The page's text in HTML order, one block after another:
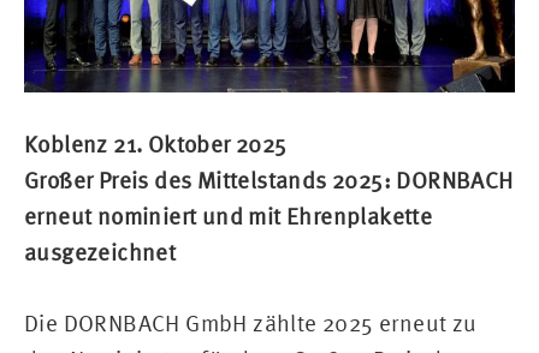
Koblenz 21. Oktober 2025
Großer Preis des Mittelstands 2025: DORNBACH
erneut nominiert und mit Ehrenplakette
ausgezeichnet
Die DORNBACH GmbH zählte 2025 erneut zu